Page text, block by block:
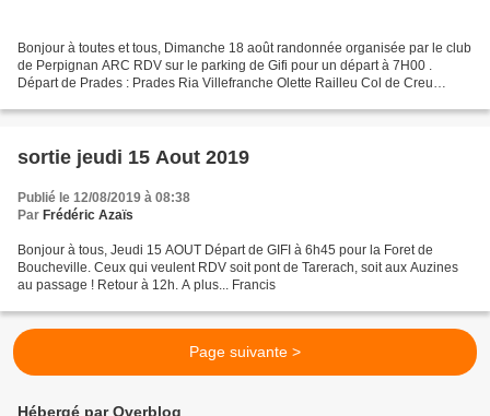
Bonjour à toutes et tous, Dimanche 18 août randonnée organisée par le club
de Perpignan ARC RDV sur le parking de Gifi pour un départ à 7H00 .
Départ de Prades : Prades Ria Villefranche Olette Railleu Col de Creu
sortie jeudi 15 Aout 2019
Publié le 12/08/2019 à 08:38
Par Frédéric Azaïs
Bonjour à tous, Jeudi 15 AOUT Départ de GIFI à 6h45 pour la Foret de
Boucheville. Ceux qui veulent RDV soit pont de Tarerach, soit aux Auzines
au passage ! Retour à 12h. A plus... Francis
Page suivante >
Hébergé par Overblog